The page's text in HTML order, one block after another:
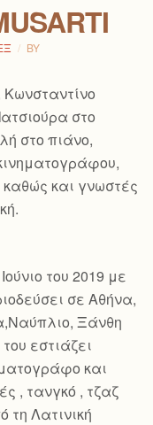
BY
Κωνσταντίνο
στο
στο πιάνο,
καθώς και γνωστές
του 2019 με
σε Αθήνα,
Ξάνθη
εστιάζει
και
, τανγκό , τζαζ
Λατινική